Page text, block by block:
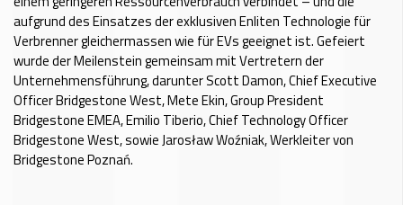
aufgrund des Einsatzes der exklusiven Enliten Technologie für
Verbrenner gleichermassen wie für EVs geeignet ist. Gefeiert
wurde der Meilenstein gemeinsam mit Vertretern der
Unternehmensführung, darunter Scott Damon, Chief Executive
Officer Bridgestone West, Mete Ekin, Group President
Bridgestone EMEA, Emilio Tiberio, Chief Technology Officer
Bridgestone West, sowie Jarosław Woźniak, Werkleiter von
Bridgestone Poznań.